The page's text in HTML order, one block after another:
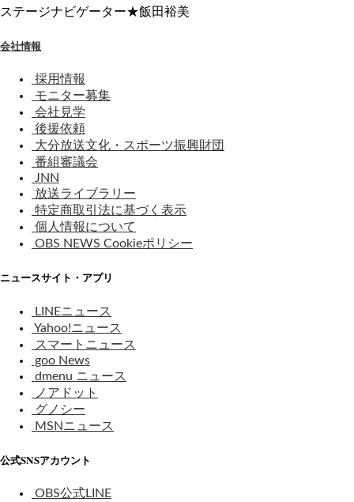
ステージナビゲーター★飯田裕美
会社情報
採用情報
モニター募集
会社見学
後援依頼
大分放送文化・スポーツ振興財団
番組審議会
JNN
放送ライブラリー
特定商取引法に基づく表示
個人情報について
OBS NEWS Cookieポリシー
ニュースサイト・アプリ
LINEニュース
Yahoo!ニュース
スマートニュース
goo News
dmenu ニュース
ノアドット
グノシー
MSNニュース
公式SNSアカウント
OBS公式LINE